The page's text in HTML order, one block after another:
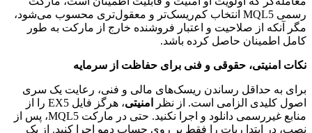
رسمی MQL5 انتخاب کم‌ریسک‌تر و معقول‌تری محسوب می‌شود،
مگر آنکه از صلاحیت و اعتبار فروشنده خارج از مارکت به طور
کامل اطمینان حاصل کرده باشد.
نکات امنیتی، حقوقی و فنی برای حفاظت از سرمایه
برای به حداقل رساندن ریسک‌های مالی و فنی، رعایت یک سری
اصول کلیدی الزامی است. از نظر
امنیتی
، هرگز فایل EX5 را از
منابع غیررسمی دانلود و اجرا نکنید. حتی در مارکت MQL5، پس از
نصب، در ابتدا ربات را فقط بر روی حساب دمو اجرا کنید. از یک